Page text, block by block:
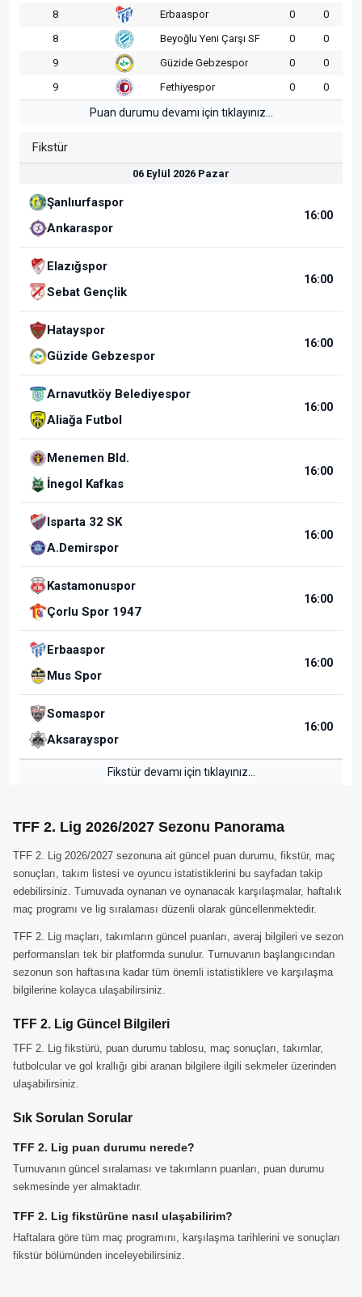
8
Erbaaspor 0
0
8
Beyoğlu Yeni Çarşı SF 0
0
9
Güzide Gebzespor 0
0
9
Fethiyespor 0 0
Puan durumu devamı için tıklayınız...
Fikstür
06 Eylül 2026 Pazar
Şanlıurfaspor
Ankaraspor
16:00
Elazığspor
Sebat Gençlik
16:00
Hatayspor
Güzide Gebzespor
16:00
Arnavutköy Belediyespor
Aliağa Futbol
16:00
Menemen Bld.
İnegol Kafkas
16:00
Isparta 32 SK
A.Demirspor
16:00
Kastamonuspor
Çorlu Spor 1947
16:00
Erbaaspor
Mus Spor
16:00
Somaspor
Aksarayspor
16:00
Fikstür devamı için tıklayınız...
TFF 2. Lig 2026/2027 Sezonu Panorama
TFF 2. Lig 2026/2027 sezonuna ait güncel puan durumu, fikstür, maç
sonuçları, takım listesi ve oyuncu istatistiklerini bu sayfadan takip
edebilirsiniz. Turnuvada oynanan ve oynanacak karşılaşmalar, haftalık
maç programı ve lig sıralaması düzenli olarak güncellenmektedir.
TFF 2. Lig maçları, takımların güncel puanları, averaj bilgileri ve sezon
performansları tek bir platformda sunulur. Turnuvanın başlangıcından
sezonun son haftasına kadar tüm önemli istatistiklere ve karşılaşma
bilgilerine kolayca ulaşabilirsiniz.
TFF 2. Lig Güncel Bilgileri
TFF 2. Lig fikstürü, puan durumu tablosu, maç sonuçları, takımlar,
futbolcular ve gol krallığı gibi aranan bilgilere ilgili sekmeler üzerinden
ulaşabilirsiniz.
Sık Sorulan Sorular
TFF 2. Lig puan durumu nerede?
Turnuvanın güncel sıralaması ve takımların puanları, puan durumu
sekmesinde yer almaktadır.
TFF 2. Lig fikstürüne nasıl ulaşabilirim?
Haftalara göre tüm maç programını, karşılaşma tarihlerini ve sonuçları
fikstür bölümünden inceleyebilirsiniz.